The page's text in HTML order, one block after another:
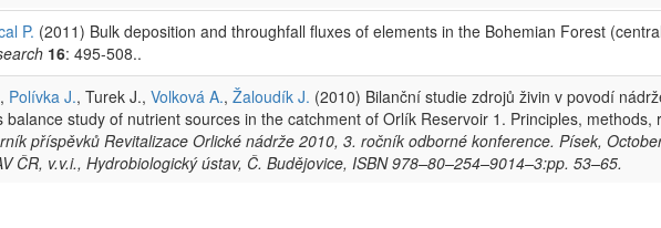
P. (2011) Bulk deposition and throughfall fluxes of elements in the Bohemian Forest
16: 495-508..
Polívka J., Turek J., Volková A., Žaloudík J. (2010) Bilanční studie zdrojů živin v povodí
study of nutrient sources in the catchment of Orlík Reservoir 1. Principles, methods,
příspěvků Revitalizace Orlické nádrže 2010, 3. ročník odborné konference. Písek,
ČR, v.v.i., Hydrobiologický ústav, Č. Budějovice, ISBN 978–80–254–9014–3:pp. 53–65.